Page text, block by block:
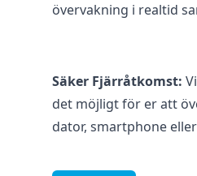
övervakning i realtid
Säker Fjärråtkomst:
det möjligt för er att
dator, smartphone